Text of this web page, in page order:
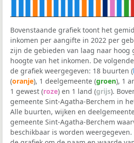
Bovenstaande grafiek toont het
inkomen per aangifte in 2022 per
zijn de gebieden van laag naar hoog
hoogte van het inkomen. De
de grafiek weergegeven: 18 buurten (
(oranje), 1 deelgemeente (groen), 1
1 gewest (roze) en 1 land (grijs).
gemeente Sint-Agatha-Berchem in
Alle buurten, wijken en
gemeente Sint-Agatha-Berchem
beschikbaar is worden